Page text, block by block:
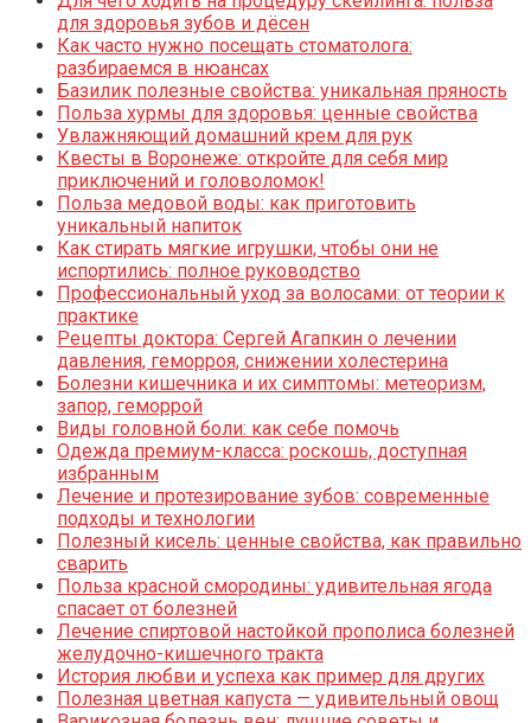
для здоровья зубов и дёсен
Как часто нужно посещать стоматолога:
разбираемся в нюансах
Базилик полезные свойства: уникальная пряность
Польза хурмы для здоровья: ценные свойства
Увлажняющий домашний крем для рук
Квесты в Воронеже: откройте для себя мир
приключений и головоломок!
Польза медовой воды: как приготовить
уникальный напиток
Как стирать мягкие игрушки, чтобы они не
испортились: полное руководство
Профессиональный уход за волосами: от теории к
практике
Рецепты доктора: Сергей Агапкин о лечении
давления, геморроя, снижении холестерина
Болезни кишечника и их симптомы: метеоризм,
запор, геморрой
Виды головной боли: как себе помочь
Одежда премиум-класса: роскошь, доступная
избранным
Лечение и протезирование зубов: современные
подходы и технологии
Полезный кисель: ценные свойства, как правильно
сварить
Польза красной смородины: удивительная ягода
спасает от болезней
Лечение спиртовой настойкой прополиса болезней
желудочно-кишечного тракта
История любви и успеха как пример для других
Полезная цветная капуста — удивительный овощ